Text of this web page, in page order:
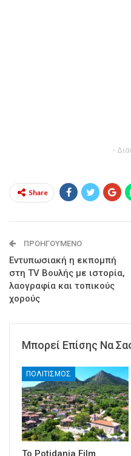
-
Share
ΠΡΟΗΓΟΎΜΕΝΟ
Εντυπωσιακή η εκπομπή
στη TV Βουλής με ιστορία,
λαογραφία και τοπικούς
χορούς
Μπορεί Επίσης Να
ΠΟΛΙΤΙΣΜΟΣ
Το Potidania Film